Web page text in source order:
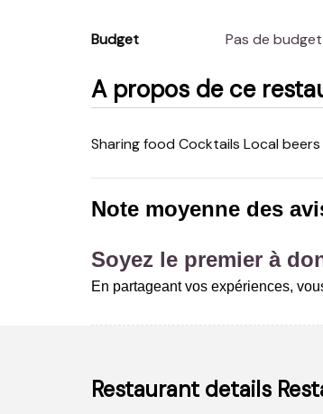
Budget Pas de
A propos de ce
Sharing food Cocktails Local
Note moyenne des
Soyez le premier à
En partageant vos expériences,
Restaurant details